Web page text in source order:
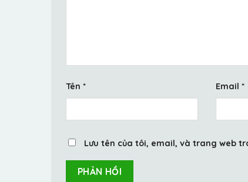
Tên * Email *
Lưu tên của tôi, email, và trang web